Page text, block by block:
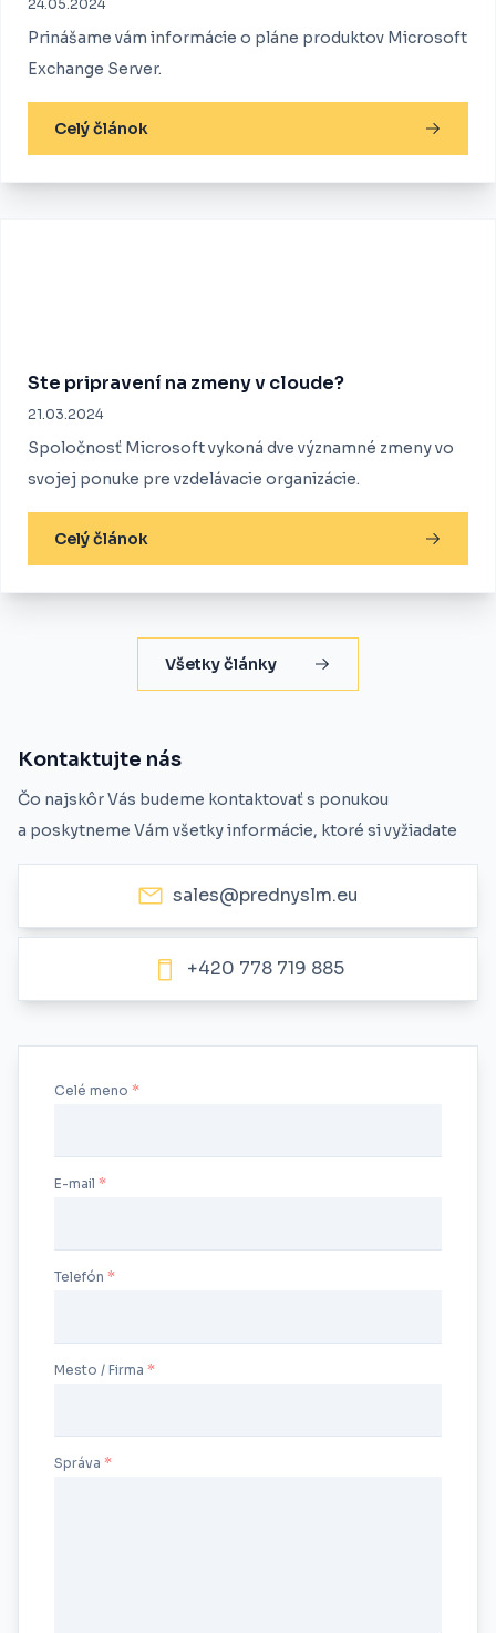
24.05.2024
Prinášame vám informácie o pláne produktov Microsoft
Exchange Server.
Celý článok
Ste pripravení na zmeny v cloude?
21.03.2024
Spoločnosť Microsoft vykoná dve významné zmeny vo
svojej ponuke pre vzdelávacie organizácie.
Celý článok
Všetky články
Kontaktujte nás
Čo najskôr Vás budeme kontaktovať s ponukou
a poskytneme Vám všetky informácie, ktoré si vyžiadate
sales@prednyslm.eu
+420 778 719 885
Správa
Celé meno
E-mail
Telefón
Mesto / Firma